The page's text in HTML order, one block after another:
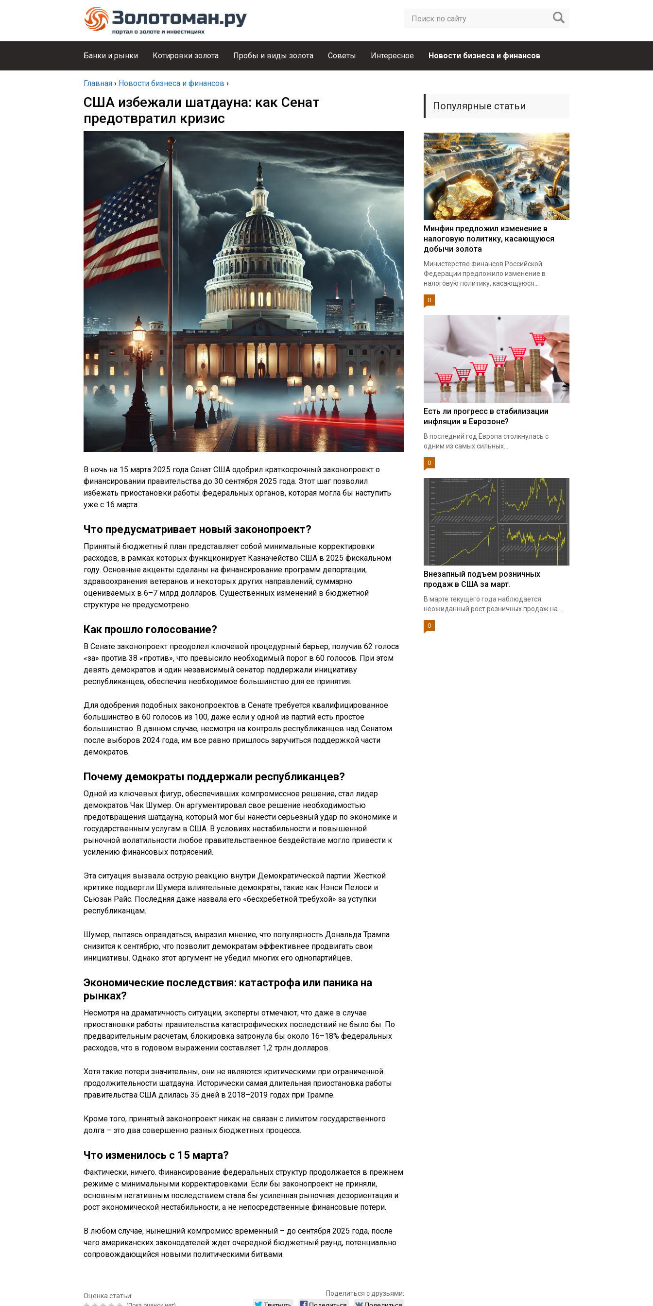
Банки и рынки Котировки золота Пробы и виды золота Советы Интересное Новости бизнеса и финансов
Главная › Новости бизнеса и финансов ›
США избежали шатдауна: как Сенат
предотвратил кризис
В ночь на 15 марта 2025 года Сенат США одобрил краткосрочный законопроект о
финансировании правительства до 30 сентября 2025 года. Этот шаг позволил
избежать приостановки работы федеральных органов, которая могла бы наступить
уже с 16 марта.
Что предусматривает новый законопроект?
Принятый бюджетный план представляет собой минимальные корректировки
расходов, в рамках которых функционирует Казначейство США в 2025 фискальном
году. Основные акценты сделаны на финансирование программ депортации,
здравоохранения ветеранов и некоторых других направлений, суммарно
оцениваемых в 6–7 млрд долларов. Существенных изменений в бюджетной
структуре не предусмотрено.
Как прошло голосование?
В Сенате законопроект преодолел ключевой процедурный барьер, получив 62 голоса
«за» против 38 «против», что превысило необходимый порог в 60 голосов. При этом
девять демократов и один независимый сенатор поддержали инициативу
республиканцев, обеспечив необходимое большинство для ее принятия.
Для одобрения подобных законопроектов в Сенате требуется квалифицированное
большинство в 60 голосов из 100, даже если у одной из партий есть простое
большинство. В данном случае, несмотря на контроль республиканцев над Сенатом
после выборов 2024 года, им все равно пришлось заручиться поддержкой части
демократов.
Почему демократы поддержали республиканцев?
Одной из ключевых фигур, обеспечивших компромиссное решение, стал лидер
демократов Чак Шумер. Он аргументировал свое решение необходимостью
предотвращения шатдауна, который мог бы нанести серьезный удар по экономике и
государственным услугам в США. В условиях нестабильности и повышенной
рыночной волатильности любое правительственное бездействие могло привести к
усилению финансовых потрясений.
Эта ситуация вызвала острую реакцию внутри Демократической партии. Жесткой
критике подвергли Шумера влиятельные демократы, такие как Нэнси Пелоси и
Сьюзан Райс. Последняя даже назвала его «бесхребетной требухой» за уступки
республиканцам.
Шумер, пытаясь оправдаться, выразил мнение, что популярность Дональда Трампа
снизится к сентябрю, что позволит демократам эффективнее продвигать свои
инициативы. Однако этот аргумент не убедил многих его однопартийцев.
Экономические последствия: катастрофа или паника на
рынках?
Несмотря на драматичность ситуации, эксперты отмечают, что даже в случае
приостановки работы правительства катастрофических последствий не было бы. По
предварительным расчетам, блокировка затронула бы около 16–18% федеральных
расходов, что в годовом выражении составляет 1,2 трлн долларов.
Хотя такие потери значительны, они не являются критическими при ограниченной
продолжительности шатдауна. Исторически самая длительная приостановка работы
правительства США длилась 35 дней в 2018–2019 годах при Трампе.
Кроме того, принятый законопроект никак не связан с лимитом государственного
долга – это два совершенно разных бюджетных процесса.
Что изменилось с 15 марта?
Фактически, ничего. Финансирование федеральных структур продолжается в прежнем
режиме с минимальными корректировками. Если бы законопроект не приняли,
основным негативным последствием стала бы усиленная рыночная дезориентация и
рост экономической нестабильности, а не непосредственные финансовые потери.
В любом случае, нынешний компромисс временный – до сентября 2025 года, после
чего американских законодателей ждет очередной бюджетный раунд, потенциально
сопровождающийся новыми политическими битвами.
Оценка статьи: Поделиться с друзьями:
Популярные статьи
Минфин предложил изменение в
налоговую политику, касающуюся
добычи золота
Министерство финансов Российской
Федерации предложило изменение в
налоговую политику, касающуюся...
0
Есть ли прогресс в стабилизации
инфляции в Еврозоне?
В последний год Европа столкнулась с
одним из самых сильных...
0
Внезапный подъем розничных
продаж в США за март.
В марте текущего года наблюдается
неожиданный рост розничных продаж на...
0